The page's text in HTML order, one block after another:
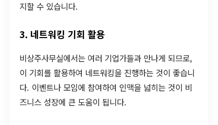
지할 수 있습니다.
3. 네트워킹 기회 활용
비상주사무실에서는 여러 기업가들과 만나게 되므로,
이 기회를 활용하여 네트워킹을 진행하는 것이 좋습니
다. 이벤트나 모임에 참여하여 인맥을 넓히는 것이 비
즈니스 성장에 큰 도움이 됩니다.